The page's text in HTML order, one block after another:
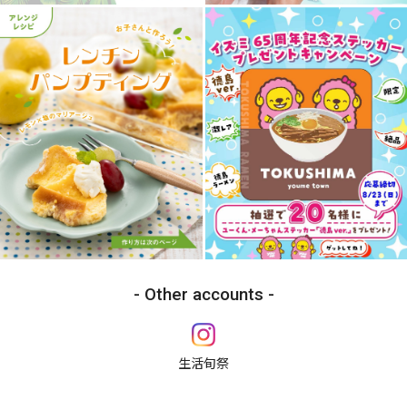
Other accounts
生活旬祭